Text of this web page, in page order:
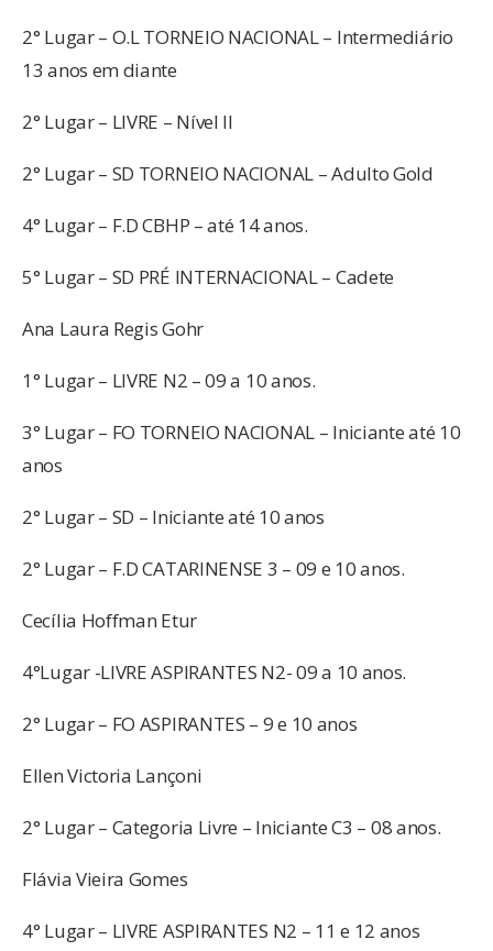
2° Lugar – O.L TORNEIO NACIONAL – Intermediário
13 anos em diante
2° Lugar – LIVRE – Nível II
2° Lugar – SD TORNEIO NACIONAL – Adulto Gold
4° Lugar – F.D CBHP – até 14 anos.
5° Lugar – SD PRÉ INTERNACIONAL – Cadete
Ana Laura Regis Gohr
1° Lugar – LIVRE N2 – 09 a 10 anos.
3° Lugar – FO TORNEIO NACIONAL – Iniciante até 10
anos
2° Lugar – SD – Iniciante até 10 anos
2° Lugar – F.D CATARINENSE 3 – 09 e 10 anos.
Cecília Hoffman Etur
4°Lugar -LIVRE ASPIRANTES N2- 09 a 10 anos.
2° Lugar – FO ASPIRANTES – 9 e 10 anos
Ellen Victoria Lançoni
2° Lugar – Categoria Livre – Iniciante C3 – 08 anos.
Flávia Vieira Gomes
4° Lugar – LIVRE ASPIRANTES N2 – 11 e 12 anos